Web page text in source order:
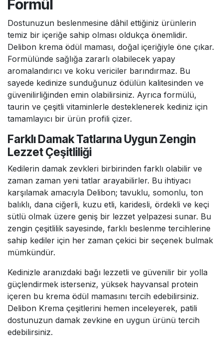
Formül
Dostunuzun beslenmesine dâhil ettiğiniz ürünlerin
temiz bir içeriğe sahip olması oldukça önemlidir.
Delibon krema ödül maması, doğal içeriğiyle öne çıkar.
Formülünde sağlığa zararlı olabilecek yapay
aromalandırıcı ve koku vericiler barındırmaz. Bu
sayede kedinize sunduğunuz ödülün kalitesinden ve
güvenilirliğinden emin olabilirsiniz. Ayrıca formülü,
taurin ve çeşitli vitaminlerle desteklenerek kediniz için
tamamlayıcı bir ürün profili çizer.
Farklı Damak Tatlarına Uygun Zengin
Lezzet Çeşitliliği
Kedilerin damak zevkleri birbirinden farklı olabilir ve
zaman zaman yeni tatlar arayabilirler. Bu ihtiyacı
karşılamak amacıyla Delibon; tavuklu, somonlu, ton
balıklı, dana ciğerli, kuzu etli, karidesli, ördekli ve keçi
sütlü olmak üzere geniş bir lezzet yelpazesi sunar. Bu
zengin çeşitlilik sayesinde, farklı beslenme tercihlerine
sahip kediler için her zaman çekici bir seçenek bulmak
mümkündür.
Kedinizle aranızdaki bağı lezzetli ve güvenilir bir yolla
güçlendirmek isterseniz, yüksek hayvansal protein
içeren bu krema ödül mamasını tercih edebilirsiniz.
Delibon Krema çeşitlerini hemen inceleyerek, patili
dostunuzun damak zevkine en uygun ürünü tercih
edebilirsiniz.